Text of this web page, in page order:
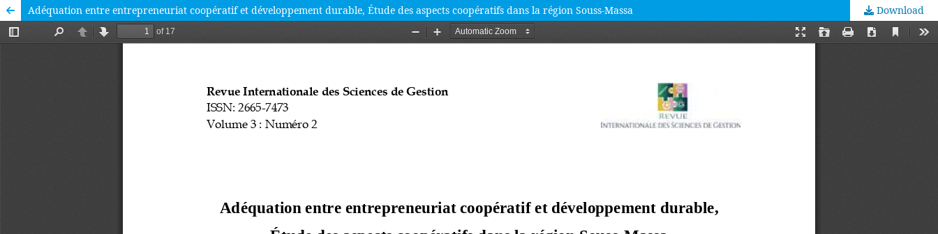
Adéquation entre entrepreneuriat coopératif et développement durable, Étude des aspects coopératifs dans la région Souss-Massa Download